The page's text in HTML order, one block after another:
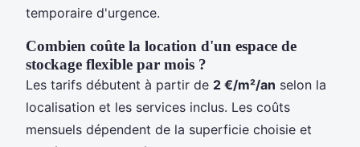
temporaire d'urgence.
Combien coûte la location d'un espace de
stockage flexible par mois ?
Les tarifs débutent à partir de 2 €/m²/an selon la
localisation et les services inclus. Les coûts
mensuels dépendent de la superficie choisie et